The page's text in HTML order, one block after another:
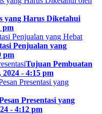
yang Harus Diketahui
pm
Penjualan yang
pm
Tujuan Pembuatan
- 4:15 pm
Presentasi yang
- 4:12 pm